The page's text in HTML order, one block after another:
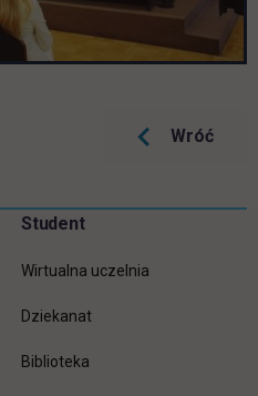
Wróć
Student
Wirtualna uczelnia
Dziekanat
Biblioteka